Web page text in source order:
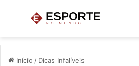
Menu
Início / Dicas Infalíveis